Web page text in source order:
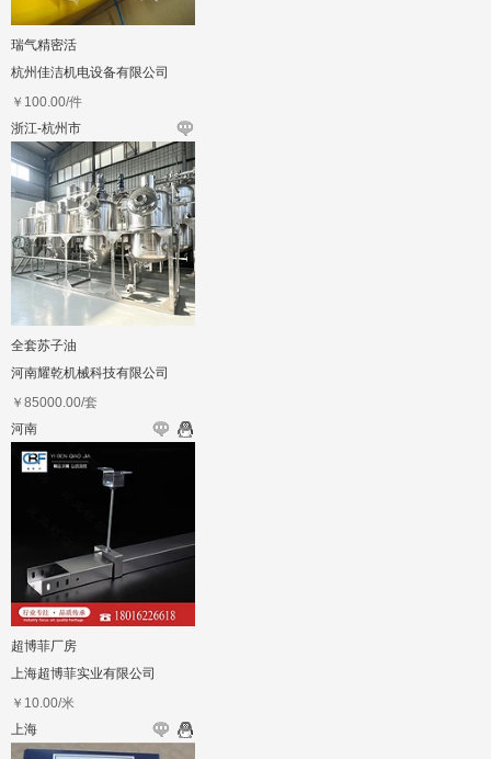
瑞气精密活
杭州佳洁机电设备有限公司
￥ 100.00/件
浙江-杭州市
全套苏子油
河南耀乾机械科技有限公司
￥ 85000.00/套
河南
超博菲厂房
上海超博菲实业有限公司
￥ 10.00/米
上海